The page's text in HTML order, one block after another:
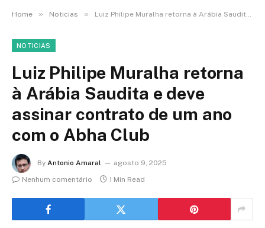
Home » Noticias » Luiz Philipe Muralha retorna à Arábia Saudita e deve assinar contrato de um ano com o Abha Club
NOTICIAS
Luiz Philipe Muralha retorna
à Arábia Saudita e deve
assinar contrato de um ano
com o Abha Club
By Antonio Amaral
agosto 9, 2025
Nenhum comentário
1 Min Read